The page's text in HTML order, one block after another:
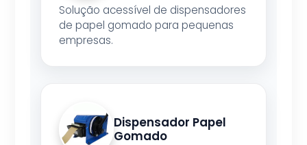
Solução acessível de dispensadores
de papel gomado para pequenas
empresas.
Dispensador Papel
Gomado